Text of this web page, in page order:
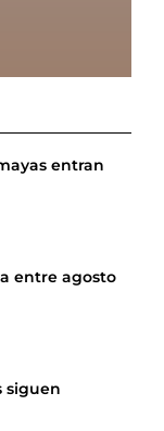
entran
entre agosto
siguen